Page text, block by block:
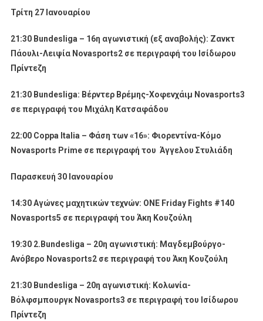
Τρίτη 27 Ιανουαρίου
21:30 Bundesliga – 16η αγωνιστική (εξ αναβολής): Ζανκτ
Πάουλι-Λειψία Novasports2 σε περιγραφή του Ισίδωρου
Πρίντεζη
21:30 Bundesliga: Βέρντερ Βρέμης-Χοφενχάιμ Novasports3
σε περιγραφή του Μιχάλη Κατσαφάδου
22:00 Coppa Italia – Φάση των «16»: Φιορεντίνα-Κόμο
Novasports Prime σε περιγραφή του Άγγελου Στυλιάδη
Παρασκευή 30 Ιανουαρίου
14:30 Αγώνες μαχητικών τεχνών: ONE Friday Fights #140
Novasports5 σε περιγραφή του Άκη Κουζούλη
19:30 2.Bundesliga – 20η αγωνιστική: Μαγδεμβούργο-
Ανόβερο Novasports2 σε περιγραφή του Άκη Κουζούλη
21:30 Bundesliga – 20η αγωνιστική: Κολωνία-
Βόλφσμπουργκ Novasports3 σε περιγραφή του Ισίδωρου
Πρίντεζη